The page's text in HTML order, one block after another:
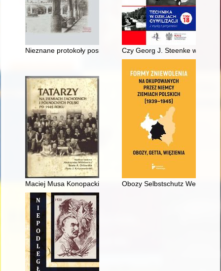
Nieznane protokoły posiedzeń podkomisji prawa o
Czy Georg J. Steenke
Maciej Musa Konopacki - wileński Tatar z Wybrzeża
Obozy Selbstschutz